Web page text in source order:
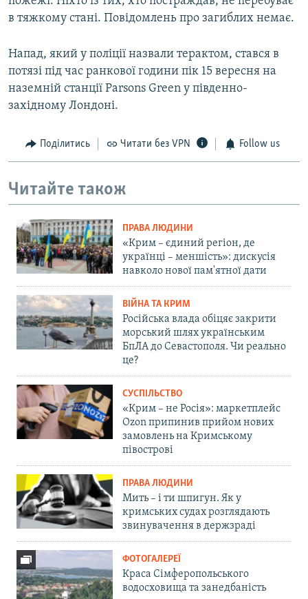
в тяжкому стані. Повідомлень про загиблих немає.
Напад, який у поліції назвали терактом, стався в
потязі під час ранкової години пік 15 вересня на
наземній станції Parsons Green у південно-
західному Лондоні.
Поділитись Читати без VPN Follow us
Читайте також
ПРАВА ЛЮДИНИ
«Крим – єдиний регіон, де
українці – меншість»: дискусія
навколо нової пам'ятної дати
ВІЙНА ТА КРИМ
Російська влада обіцяє закрити
морський шлях українським
БпЛА до Севастополя. Чи реально
це?
СУСПІЛЬСТВО
«Крим – не Росія»: маркетплейс
Ozon припинив прийом нових
замовлень на Кримському
півострові
ПРАВА ЛЮДИНИ
Мить – і ти шпигун. Як у
кримських судах розглядають
звинувачення в держзраді
ФОТОГАЛЕРЕЇ
Краса Сімферопольського
водосховища та занедбаність